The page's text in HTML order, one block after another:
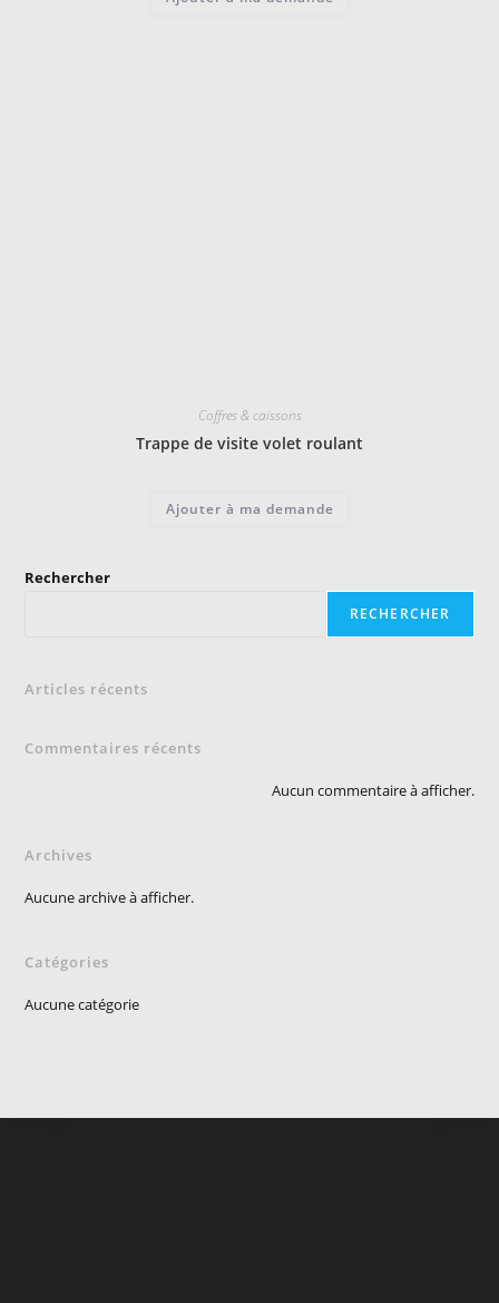
Coffres & caissons
Trappe de visite volet roulant
Ajouter à ma demande
Rechercher
RECHERCHER
Articles récents
Commentaires récents
Aucun commentaire à afficher.
Archives
Aucune archive à afficher.
Catégories
Aucune catégorie